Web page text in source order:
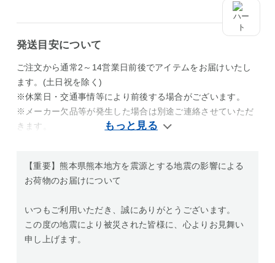
発送目安について
ご注文から通常2～14営業日前後でアイテムをお届けいたし
ます。(土日祝を除く)
※休業日・交通事情等により前後する場合がございます。
※メーカー欠品等が発生した場合は別途ご連絡させていただ
きます。
【重要】熊本県熊本地方を震源とする地震の影響による
お荷物のお届けについて
いつもご利用いただき、誠にありがとうございます。
この度の地震により被災された皆様に、心よりお見舞い
申し上げます。